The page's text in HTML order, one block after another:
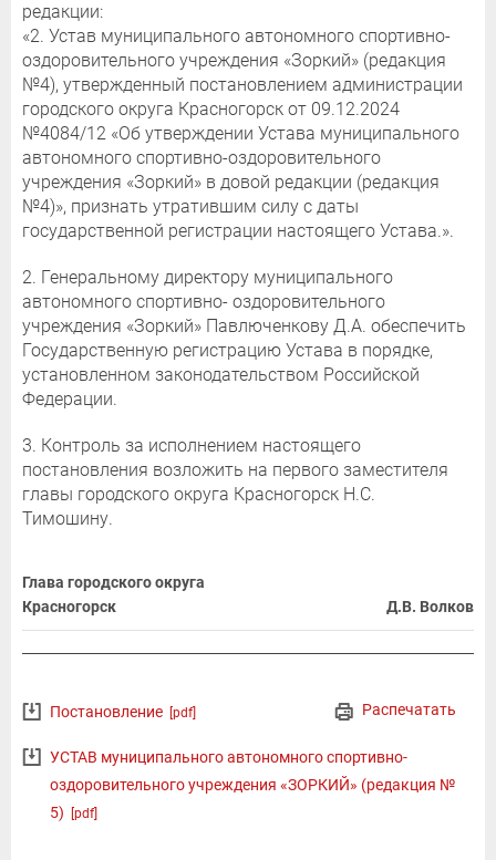
редакции:
«2. Устав муниципального автономного спортивно-
оздоровительного учреждения «Зоркий» (редакция
№4), утвержденный постановлением администрации
городского округа Красногорск от 09.12.2024
№4084/12 «Об утверждении Устава муниципального
автономного спортивно-оздоровительного
учреждения «Зоркий» в довой редакции (редакция
№4)», признать утратившим силу с даты
государственной регистрации настоящего Устава.».
2. Генеральному директору муниципального
автономного спортивно- оздоровительного
учреждения «Зоркий» Павлюченкову Д.А. обеспечить
Государственную регистрацию Устава в порядке,
установленном законодательством Российской
Федерации.
3. Контроль за исполнением настоящего
постановления возложить на первого заместителя
главы городского округа Красногорск Н.С.
Тимошину.
Глава городского округа
Красногорск
Д.В. Волков
Распечатать
Постановление [pdf]
УСТАВ муниципального автономного спортивно-
оздоровительного учреждения «ЗОРКИЙ» (редакция №
5)
[pdf]